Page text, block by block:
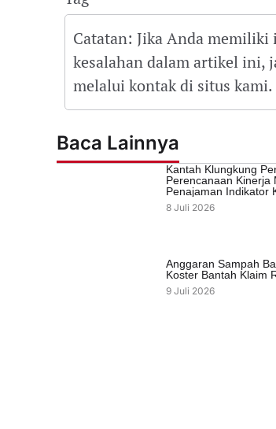
Catatan: Jika Anda
kesalahan dalam artikel ini,
melalui kontak di situs kami.
Baca Lainnya
Kantah Klungkung
Perencanaan Kinerja
Penajaman Indikator
8 Juli 2026
Anggaran Sampah
Koster Bantah Klaim
9 Juli 2026